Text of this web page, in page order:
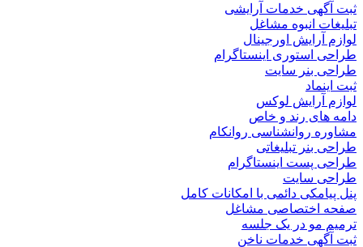
ثبت آگهی خدمات آرایشی
تبلیغات انبوه مشاغل
لوازم آرایش اورجینال
طراحی استوری اینستاگرام
طراحی بنر سایت
ثبت اینماد
لوازم آرایش لوکس
دامه های رند و خاص
مشاوره روانشناسی روانکام
طراحی بنر تبلیغاتی
طراحی پست اینستاگرام
طراحی سایت
پنل پیامکی دائمی با امکانات کامل
صفحه اختصاصی مشاغل
ترمیم مو در یک جلسه
ثبت آگهی خدمات ناخن